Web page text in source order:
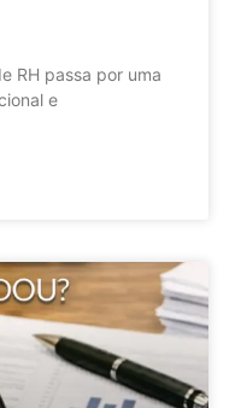
RH passa por uma
e